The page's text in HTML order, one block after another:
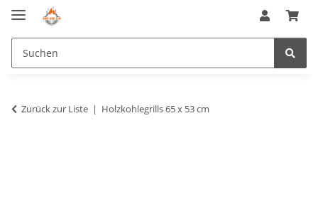
Zurück zur Liste Holzkohlegrills 65 x 53 cm